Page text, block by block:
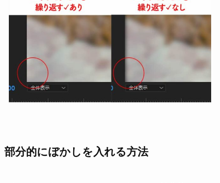
部分的にぼかしを入れる方法